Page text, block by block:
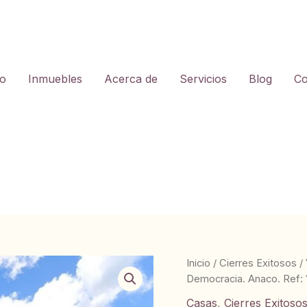
Inmuebles Acerca de Servicios Blog
Inicio / Cierres Exitosos /
Democracia. Anaco. Ref:
Casas, Cierres Exitosos